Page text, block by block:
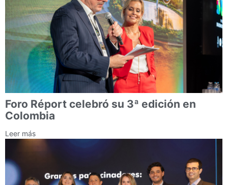
Foro Réport celebró su 3ª edición en
Colombia
Leer más